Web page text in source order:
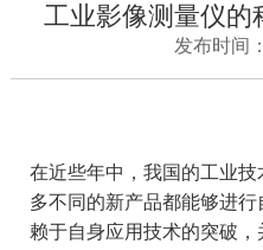
工业影像测量仪的
发布时间
在近些年中，我国的工业
多不同的新产品都能够进
赖于自身应用技术的突破